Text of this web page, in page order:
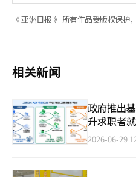
《 亚洲日报 》 所有作品受版权保护
相关新闻
政府推出
升求职者
2026-06-29